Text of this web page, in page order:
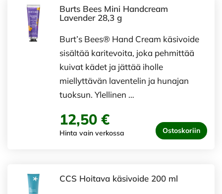
Burts Bees Mini Handcream
Lavender 28,3 g
Burt’s Bees® Hand Cream käsivoide
sisältää karitevoita, joka pehmittää
kuivat kädet ja jättää iholle
miellyttävän laventelin ja hunajan
tuoksun. Ylellinen …
12,50 €
Hinta vain verkossa Ostoskoriin
CCS Hoitava käsivoide 200 ml